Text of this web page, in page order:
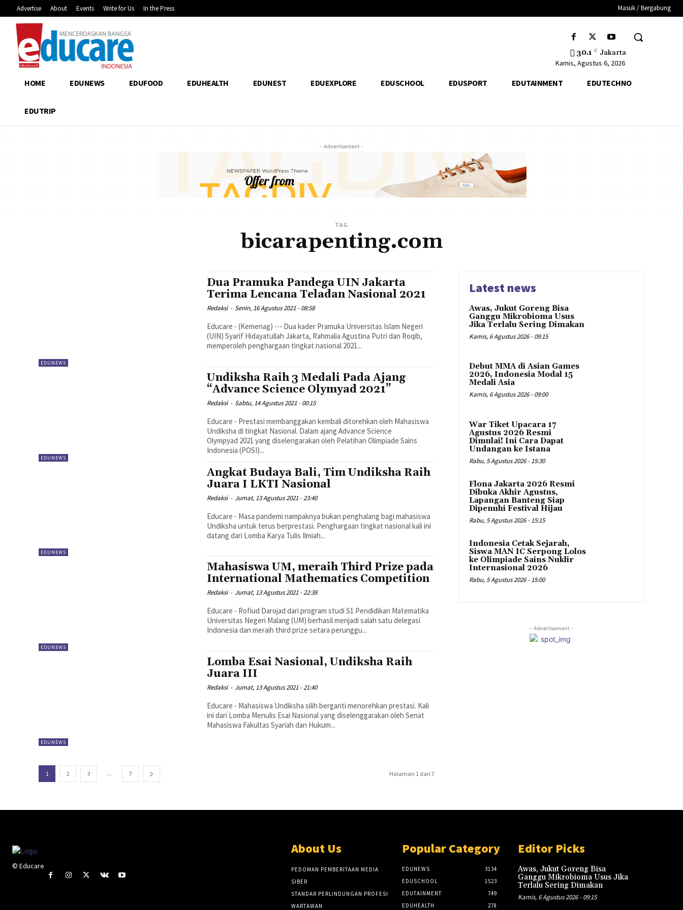
Advertise About Events Write for Us In the Press Masuk / Bergabung
30.1 C Jakarta
Kamis, Agustus 6, 2026
HOME EDUNEWS EDUFOOD EDUHEALTH EDUNEST EDUEXPLORE EDUSCHOOL EDUSPORT EDUTAINMENT EDUTECHNO
EDUTRIP
- Advertisement -
TAG
bicarapenting.com
EDUNEWS
Dua Pramuka Pandega UIN Jakarta
Terima Lencana Teladan Nasional 2021
Redaksi - Senin, 16 Agustus 2021 - 08:58
Educare - (Kemenag) --- Dua kader Pramuka Universitas Islam Negeri
(UIN) Syarif Hidayatullah Jakarta, Rahmalia Agustina Putri dan Roqib,
memperoleh penghargaan tingkat nasional 2021...
EDUNEWS
Undiksha Raih 3 Medali Pada Ajang
“Advance Science Olymyad 2021”
Redaksi - Sabtu, 14 Agustus 2021 - 00:15
Educare - Prestasi membanggakan kembali ditorehkan oleh Mahasiswa
Undiksha di tingkat Nasional. Dalam ajang Advance Science
Olympyad 2021 yang diselengarakan oleh Pelatihan Olimpiade Sains
Indonesia (POSI)...
EDUNEWS
Angkat Budaya Bali, Tim Undiksha Raih
Juara I LKTI Nasional
Redaksi - Jumat, 13 Agustus 2021 - 23:40
Educare - Masa pandemi nampaknya bukan penghalang bagi mahasiswa
Undiksha untuk terus berprestasi. Penghargaan tingkat nasional kali ini
datang dari Lomba Karya Tulis Ilmiah...
EDUNEWS
Mahasiswa UM, meraih Third Prize pada
International Mathematics Competition
Redaksi - Jumat, 13 Agustus 2021 - 22:38
Educare - Rofiud Darojad dari program studi S1 Pendidikan Matematika
Universitas Negeri Malang (UM) berhasil menjadi salah satu delegasi
Indonesia dan meraih third prize setara perunggu...
EDUNEWS
Lomba Esai Nasional, Undiksha Raih
Juara III
Redaksi - Jumat, 13 Agustus 2021 - 21:40
Educare - Mahasiswa Undiksha silih berganti menorehkan prestasi. Kali
ini dari Lomba Menulis Esai Nasional yang diselenggarakan oleh Senat
Mahasiswa Fakultas Syariah dan Hukum...
1 2 3 ... 7 Halaman 1 dari 7
Latest news
Awas, Jukut Goreng Bisa
Ganggu Mikrobioma Usus
Jika Terlalu Sering Dimakan
Kamis, 6 Agustus 2026 - 09:15
Debut MMA di Asian Games
2026, Indonesia Modal 15
Medali Asia
Kamis, 6 Agustus 2026 - 09:00
War Tiket Upacara 17
Agustus 2026 Resmi
Dimulai! Ini Cara Dapat
Undangan ke Istana
Rabu, 5 Agustus 2026 - 15:30
Flona Jakarta 2026 Resmi
Dibuka Akhir Agustus,
Lapangan Banteng Siap
Dipenuhi Festival Hijau
Rabu, 5 Agustus 2026 - 15:15
Indonesia Cetak Sejarah,
Siswa MAN IC Serpong Lolos
ke Olimpiade Sains Nuklir
Internasional 2026
Rabu, 5 Agustus 2026 - 15:00
- Advertisement -
© Educare
About Us
PEDOMAN PEMBERITAAN MEDIA
SIBER
STANDAR PERLINDUNGAN PROFESI
WARTAWAN
Popular Category
EDUNEWS
3134
EDUSCHOOL
1523
EDUTAINMENT
749
EDUHEALTH
278
Editor Picks
Awas, Jukut Goreng Bisa
Ganggu Mikrobioma Usus Jika
Terlalu Sering Dimakan
Kamis, 6 Agustus 2026 - 09:15